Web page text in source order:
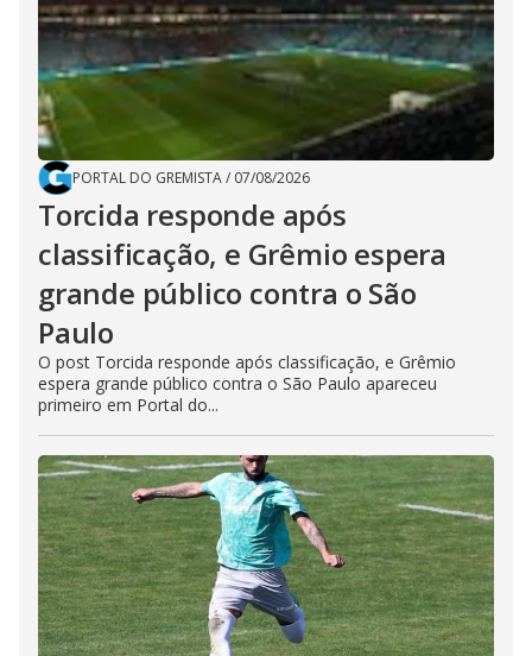
PORTAL DO GREMISTA/ 07/08/2026
Torcida responde após
classificação, e Grêmio espera
grande público contra o São
Paulo
O post Torcida responde após classificação, e Grêmio
espera grande público contra o São Paulo apareceu
primeiro em Portal do...